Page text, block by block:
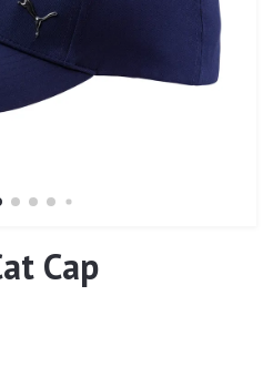
Cap